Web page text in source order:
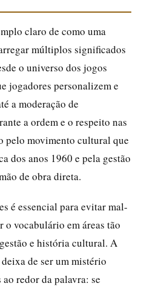
claro de como uma
múltiplos significados
o universo dos jogos
jogadores personalizem e
a moderação de
a ordem e o respeito nas
pelo movimento cultural que
dos anos 1960 e pela gestão
de obra direta.
é essencial para evitar mal-
o vocabulário em áreas tão
e história cultural. A
de ser um mistério
redor da palavra: se